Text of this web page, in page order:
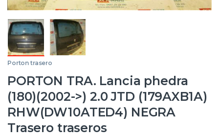
Porton trasero
PORTON TRA. Lancia phedra
(180)(2002->) 2.0 JTD (179AXB1A)
RHW(DW10ATED4) NEGRA
Trasero traseros